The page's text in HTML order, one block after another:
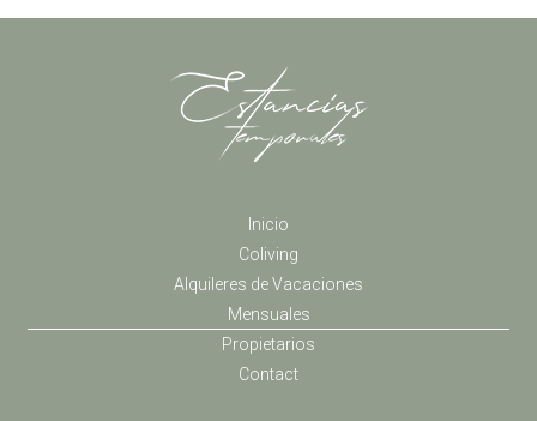
Inicio
Coliving
Alquileres de Vacaciones
Mensuales
Propietarios
Contact